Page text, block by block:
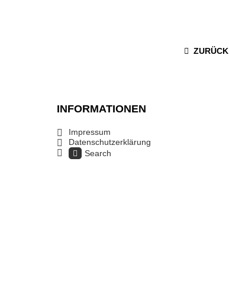
ZURÜCK
INFORMATIONEN
Impressum
Datenschutzerklärung
Search